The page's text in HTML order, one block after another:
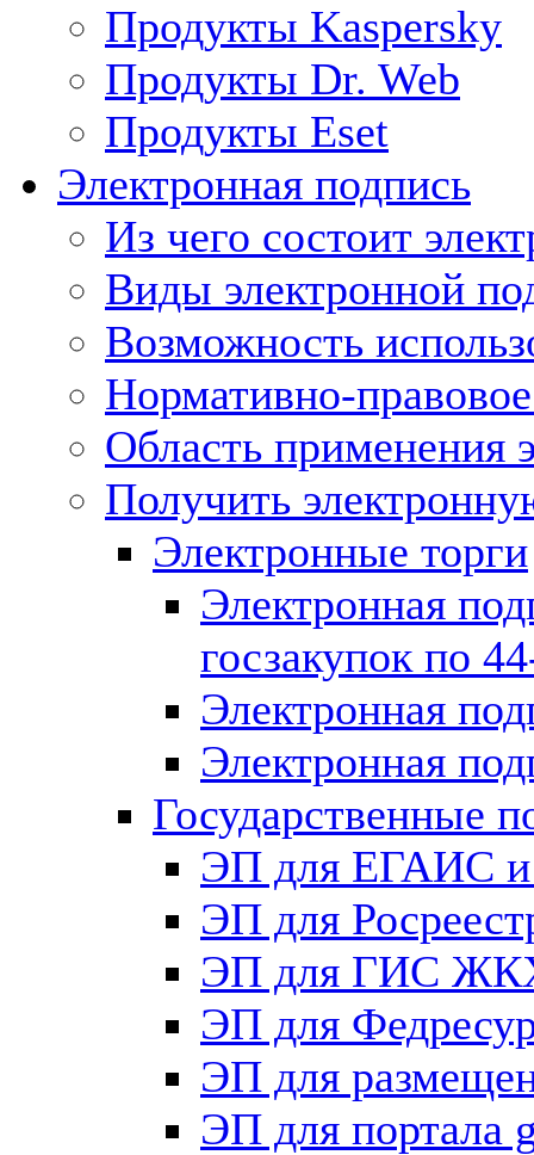
Продукты Kaspersky
Продукты Dr. Web
Продукты Eset
Электронная подпись
Из чего состоит
Виды электронной
Возможность
Нормативно-
Область применения
Получить
Электронные торги
Электронная
госзакупок по
Электронная
Электронная
Государственные
ЭП для ЕГАИС и
ЭП для
ЭП для ГИС
ЭП для
ЭП для
ЭП для портала